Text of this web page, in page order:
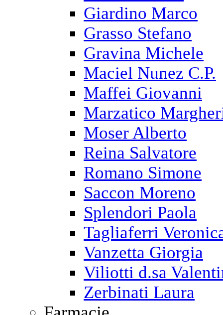
Giardino Marco
Grasso Stefano
Gravina Michele
Maciel Nunez C.P.
Maffei Giovanni
Marzatico
Moser Alberto
Reina Salvatore
Romano Simone
Saccon Moreno
Splendori Paola
Tagliaferri
Vanzetta Giorgia
Viliotti d.sa
Zerbinati Laura